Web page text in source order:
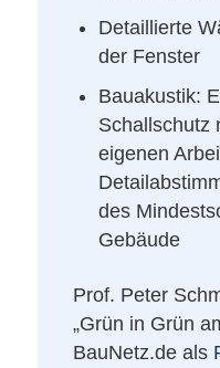
Detaillierte
der Fenster
Bauakustik:
Schallschutz
eigenen
des
Gebäude
Prof. Peter
„Grün in Grün
BauNetz.de als